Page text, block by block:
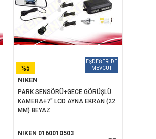
NIKEN
PARK SENSÖRÜ+GECE GÖRÜŞLÜ
KAMERA+7" LCD AYNA EKRAN (22
MM) BEYAZ
NIKEN 0160010503
%5
İNDIRIM